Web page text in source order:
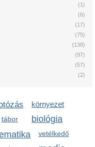
(1)
(6)
(17)
(75)
(138)
(97)
(57)
(2)
környezet
biológia
vetélkedő
tábor